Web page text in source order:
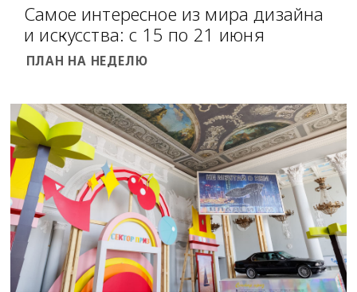
Самое интересное из мира дизайна
и искусства: с 15 по 21 июня
ПЛАН НА НЕДЕЛЮ